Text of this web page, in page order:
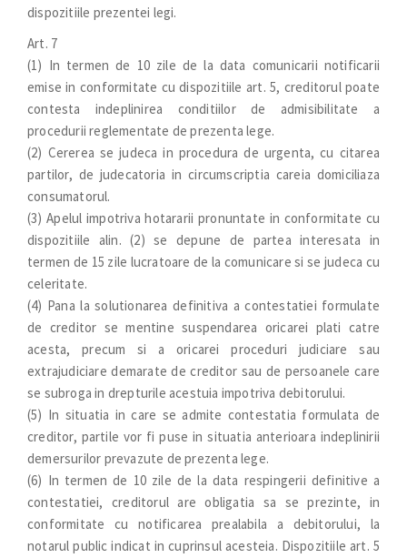
dispozitiile prezentei legi.
Art. 7
(1) In termen de 10 zile de la data comunicarii notificarii
emise in conformitate cu dispozitiile art. 5, creditorul poate
contesta indeplinirea conditiilor de admisibilitate a
procedurii reglementate de prezenta lege.
(2) Cererea se judeca in procedura de urgenta, cu citarea
partilor, de judecatoria in circumscriptia careia domiciliaza
consumatorul.
(3) Apelul impotriva hotararii pronuntate in conformitate cu
dispozitiile alin. (2) se depune de partea interesata in
termen de 15 zile lucratoare de la comunicare si se judeca cu
celeritate.
(4) Pana la solutionarea definitiva a contestatiei formulate
de creditor se mentine suspendarea oricarei plati catre
acesta, precum si a oricarei proceduri judiciare sau
extrajudiciare demarate de creditor sau de persoanele care
se subroga in drepturile acestuia impotriva debitorului.
(5) In situatia in care se admite contestatia formulata de
creditor, partile vor fi puse in situatia anterioara indeplinirii
demersurilor prevazute de prezenta lege.
(6) In termen de 10 zile de la data respingerii definitive a
contestatiei, creditorul are obligatia sa se prezinte, in
conformitate cu notificarea prealabila a debitorului, la
notarul public indicat in cuprinsul acesteia. Dispozitiile art. 5